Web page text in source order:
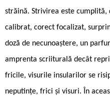
străină. Strivirea este cumplită,
calibrat, corect focalizat,
doză de necunoaștere, un
amprenta scriiturală decât
fricile, visurile insularilor se
neputințe, frici și visuri. În